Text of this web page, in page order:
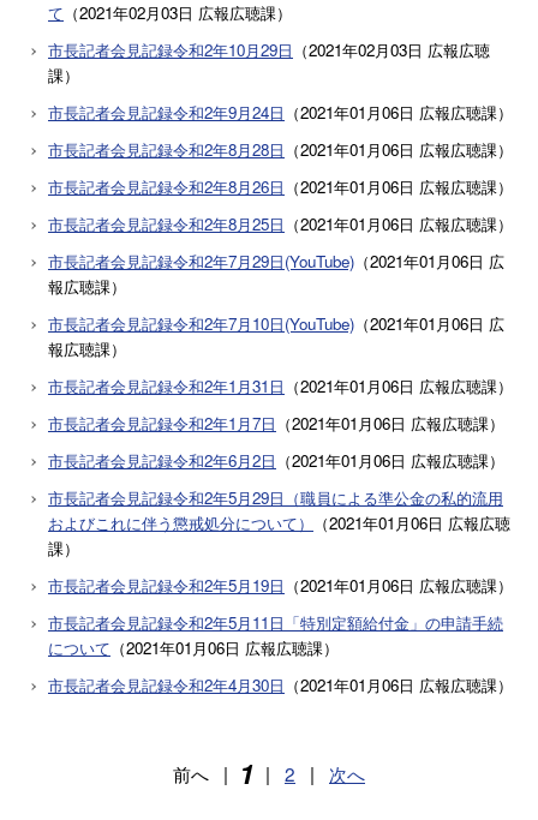
て （2021年02月03日 広報広聴課）
市長記者会見記録令和2年10月29日 （2021年02月03日 広報広聴
課）
市長記者会見記録令和2年9月24日 （2021年01月06日 広報広聴課）
市長記者会見記録令和2年8月28日 （2021年01月06日 広報広聴課）
市長記者会見記録令和2年8月26日 （2021年01月06日 広報広聴課）
市長記者会見記録令和2年8月25日 （2021年01月06日 広報広聴課）
市長記者会見記録令和2年7月29日(YouTube) （2021年01月06日 広
報広聴課）
市長記者会見記録令和2年7月10日(YouTube) （2021年01月06日 広
報広聴課）
市長記者会見記録令和2年1月31日 （2021年01月06日 広報広聴課）
市長記者会見記録令和2年1月7日 （2021年01月06日 広報広聴課）
市長記者会見記録令和2年6月2日 （2021年01月06日 広報広聴課）
市長記者会見記録令和2年5月29日（職員による準公金の私的流用
およびこれに伴う懲戒処分について）
（2021年01月06日 広報広聴
課）
市長記者会見記録令和2年5月19日 （2021年01月06日 広報広聴課）
市長記者会見記録令和2年5月11日「特別定額給付金」の申請手続
について （2021年01月06日 広報広聴課）
市長記者会見記録令和2年4月30日 （2021年01月06日 広報広聴課）
前へ | 1 | 2 | 次へ